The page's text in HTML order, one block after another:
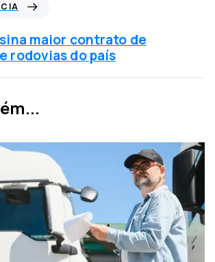
maior contrato de
rodovias do país